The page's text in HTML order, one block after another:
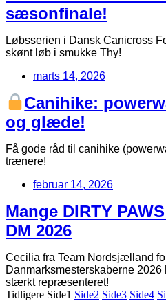
sæsonfinale!
Løbsserien i Dansk Canicross
skønt løb i smukke Thy!
marts 14, 2026
Canihike:
og glæde!
Få gode råd til canihike
trænere!
februar 14, 2026
Mange DIRTY
DM 2026
Cecilia fra Team Nordsjælland
Danmarksmesterskaberne
stærkt repræsenteret!
Tidligere Side1 Side2 Side3 Side4